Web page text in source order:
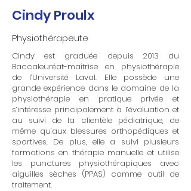
Cindy Proulx
Physiothérapeute
Cindy est graduée depuis 2013 du
Baccaleuréat-maîtrise en physiothérapie
de l’Université Laval. Elle possède une
grande expérience dans le domaine de la
physiothérapie en pratique privée et
s’intéresse principalement à l’évaluation et
au suivi de la clientèle pédiatrique, de
même qu’aux blessures orthopédiques et
sportives. De plus, elle a suivi plusieurs
formations en thérapie manuelle et utilise
les punctures physiothérapiques avec
aiguilles sèches (PPAS) comme outil de
traitement.